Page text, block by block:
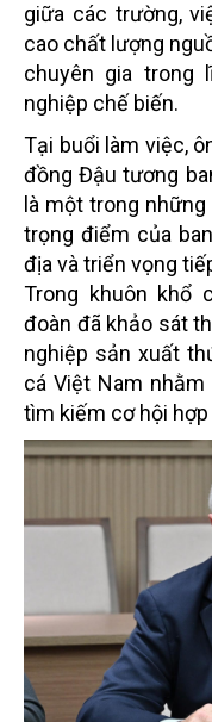
giữa các trường,
cao chất lượng
chuyên gia trong
nghiệp chế biến.
Tại buổi làm việc,
đồng Đậu tương
là một trong
trọng điểm của
địa và triển vọng
Trong khuôn khổ
đoàn đã khảo sát
nghiệp sản xuất
cá Việt Nam
tìm kiếm cơ hội hợp